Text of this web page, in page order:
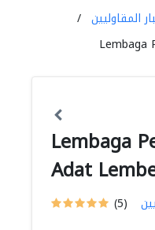
المقاوليين
Lembaga
Lembaga
Adat
(5)